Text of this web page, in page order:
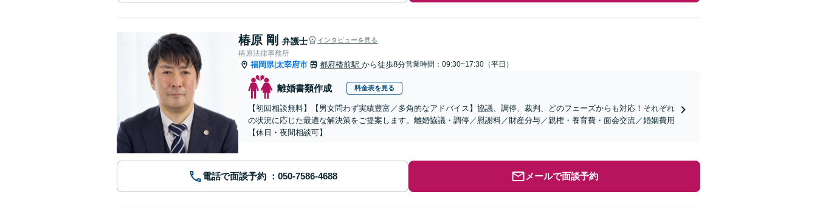
椿原 剛 弁護士 インタビューを見る
椿原法律事務所
福岡県|太宰府市 都府楼前駅 から徒歩8分営業時間：09:30~17:30（平日）
離婚書類作成 料金表を見る
【初回相談無料】【男女問わず実績豊富／多角的なアドバイス】協議、調停、裁判、どのフェーズからも対応！それぞれ
の状況に応じた最適な解決策をご提案します。離婚協議・調停／慰謝料／財産分与／親権・養育費・面会交流／婚姻費用
【休日・夜間相談可】
電話で面談予約 メールで面談予約